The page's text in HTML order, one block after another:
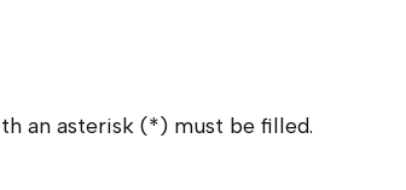
an asterisk (*) must be filled.